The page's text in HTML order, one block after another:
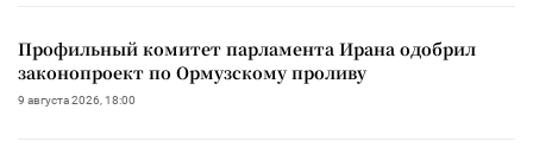
Профильный комитет парламента Ирана одобрил
законопроект по Ормузскому проливу
9 августа 2026, 18:00